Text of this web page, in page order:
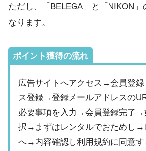
ただし、「BELEGA」と「NIKON」
なります。
ポイント獲得の流れ
広告サイトへアクセス→会員登
ス登録→登録メールアドレスの
必要事項を入力→会員登録完了→
択→まずはレンタルでおためし→
へ→内容確認し利用規約に同意